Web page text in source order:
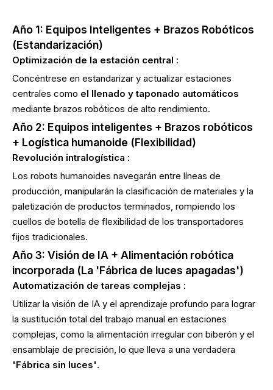
Año 1: Equipos Inteligentes + Brazos Robóticos
(Estandarización)
Optimización de la estación central :
Concéntrese en estandarizar y actualizar estaciones
centrales como el llenado y taponado automáticos
mediante brazos robóticos de alto rendimiento.
Año 2: Equipos inteligentes + Brazos robóticos
+ Logística humanoide (Flexibilidad)
Revolución intralogística :
Los robots humanoides navegarán entre líneas de
producción, manipularán la clasificación de materiales y la
paletización de productos terminados, rompiendo los
cuellos de botella de flexibilidad de los transportadores
fijos tradicionales.
Año 3: Visión de IA + Alimentación robótica
incorporada (La 'Fábrica de luces apagadas')
Automatización de tareas complejas :
Utilizar la visión de IA y el aprendizaje profundo para lograr
la sustitución total del trabajo manual en estaciones
complejas, como la alimentación irregular con biberón y el
ensamblaje de precisión, lo que lleva a una verdadera
'Fábrica sin luces'.